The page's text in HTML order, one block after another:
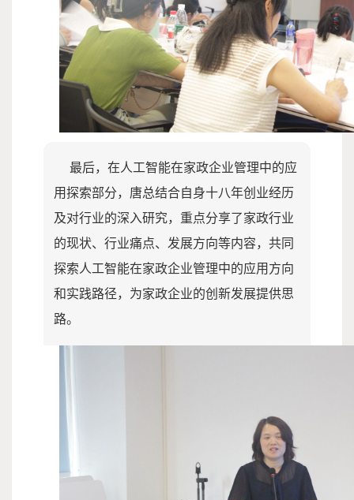
最后，在人工智能在家政企业管理中的应
用探索部分，唐总结合自身十八年创业经历
及对行业的深入研究，重点分享了家政行业
的现状、行业痛点、发展方向等内容，共同
探索人工智能在家政企业管理中的应用方向
和实践路径，为家政企业的创新发展提供思
路。